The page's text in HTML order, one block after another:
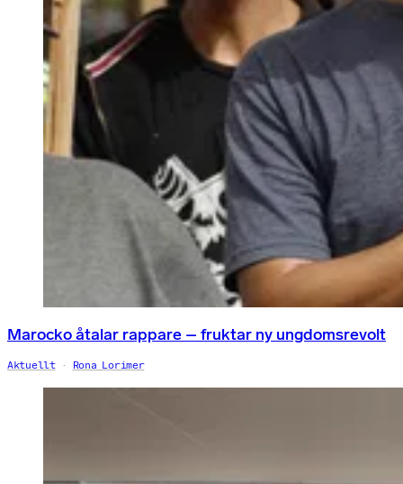
Marocko åtalar rappare – fruktar ny ungdomsrevolt
Aktuellt Rona Lorimer